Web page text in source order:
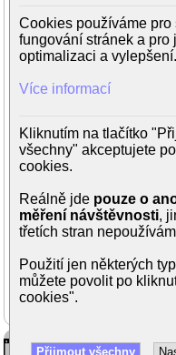
Lubomír Kostelka (mistr
Jaroslav Kepka
Ivo Gübel
Jan Pohan
Alena Bradáčová
Jaroslav Cmíral
Oldřich Velen
Magda Rychlíková
Jitka Zelenohorská
Mohli jste vidět v TV
Cookies používáme pro
fungování stránek a pro
optimalizaci a vylepšení.
Více informací
Kliknutím na tlačítko
všechny" akceptujete
cookies.
Reálně jde pouze o
měření návštěvnosti,
třetích stran
Použití jen některých
můžete povolit po
cookies".
Přijmout všechny